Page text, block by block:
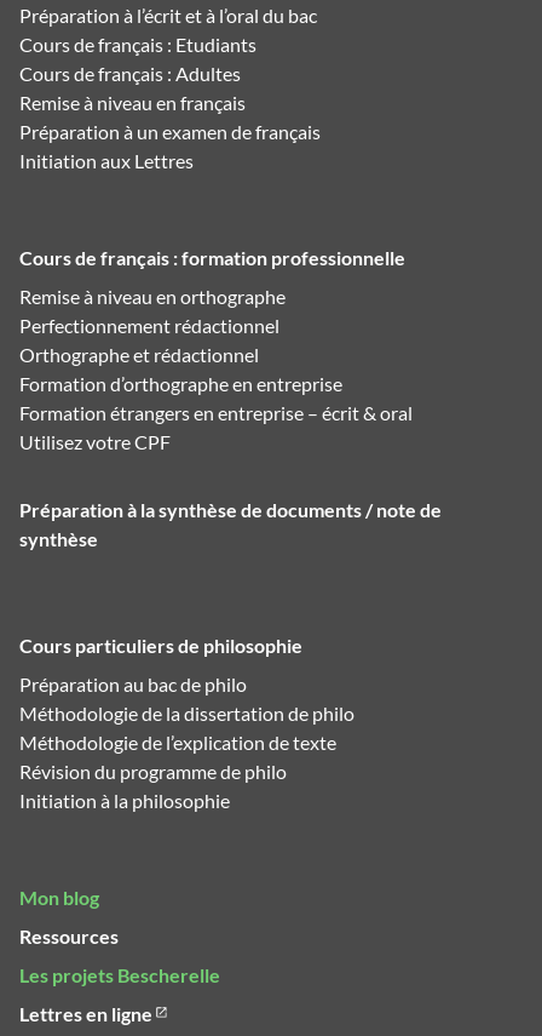
Préparation à l’écrit et à l’oral du bac
Cours de français : Etudiants
Cours de français : Adultes
Remise à niveau en français
Préparation à un examen de français
Initiation aux Lettres
Cours de français : formation professionnelle
Remise à niveau en orthographe
Perfectionnement rédactionnel
Orthographe et rédactionnel
Formation d’orthographe en entreprise
Formation étrangers en entreprise – écrit & oral
Utilisez votre CPF
Préparation à la synthèse de documents / note de
synthèse
Cours particuliers de philosophie
Préparation au bac de philo
Méthodologie de la dissertation de philo
Méthodologie de l’explication de texte
Révision du programme de philo
Initiation à la philosophie
Mon blog
Ressources
Les projets Bescherelle
Lettres en ligne